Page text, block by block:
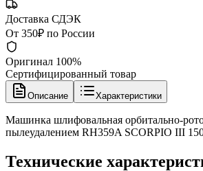
Доставка СДЭК
От 350₽ по России
Оригинал 100%
Сертифицированный товар
Описание Характеристики
Машинка шлифовальная орбитально-
пылеудалением RH359A SCORPIO III
Технические